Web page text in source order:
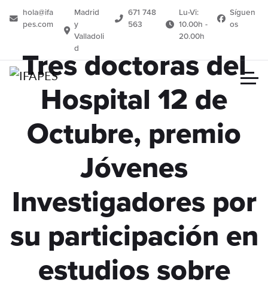
hola@ifa
pes.com
Madrid
y
Valladoli
d
671 748
563
Lu-Vi:
10.00h -
20.00h
Síguen
os
Tres doctoras del
Hospital 12 de
Octubre, premio
Jóvenes
Investigadores por
su participación en
estudios sobre